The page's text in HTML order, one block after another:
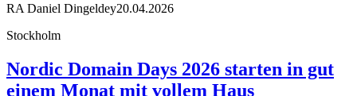
RA Daniel Dingeldey20.04.2026
Stockholm
Nordic Domain Days 2026 starten in gut
einem Monat mit vollem Haus